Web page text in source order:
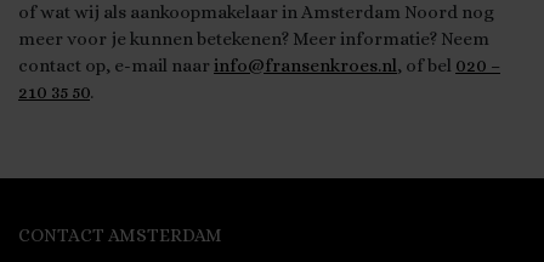
of wat wij als aankoopmakelaar in Amsterdam Noord nog
meer voor je kunnen betekenen? Meer informatie? Neem
contact op, e-mail naar info@fransenkroes.nl , of bel 020 –
210 35 50.
CONTACT AMSTERDAM